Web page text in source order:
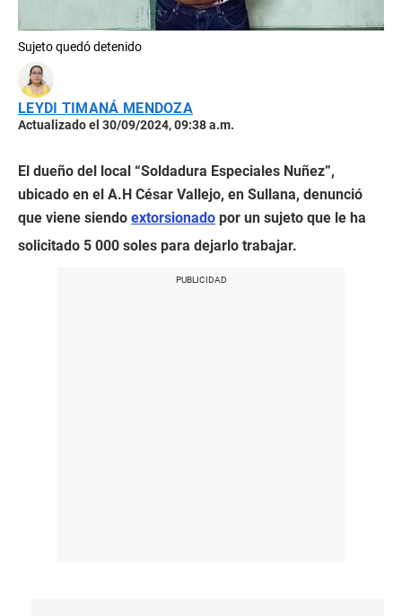
Sujeto quedó detenido
LEYDI TIMANÁ MENDOZA
Actualizado el 30/09/2024, 09:38 a.m.
El dueño del local “Soldadura Especiales Nuñez”,
ubicado en el A.H César Vallejo, en Sullana, denunció
que viene siendo extorsionado por un sujeto que le ha
solicitado 5 000 soles para dejarlo trabajar.